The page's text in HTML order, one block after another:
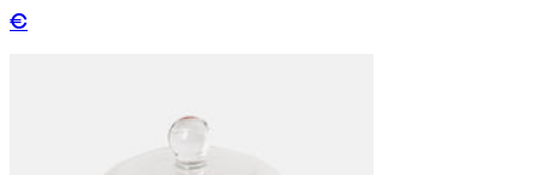
€